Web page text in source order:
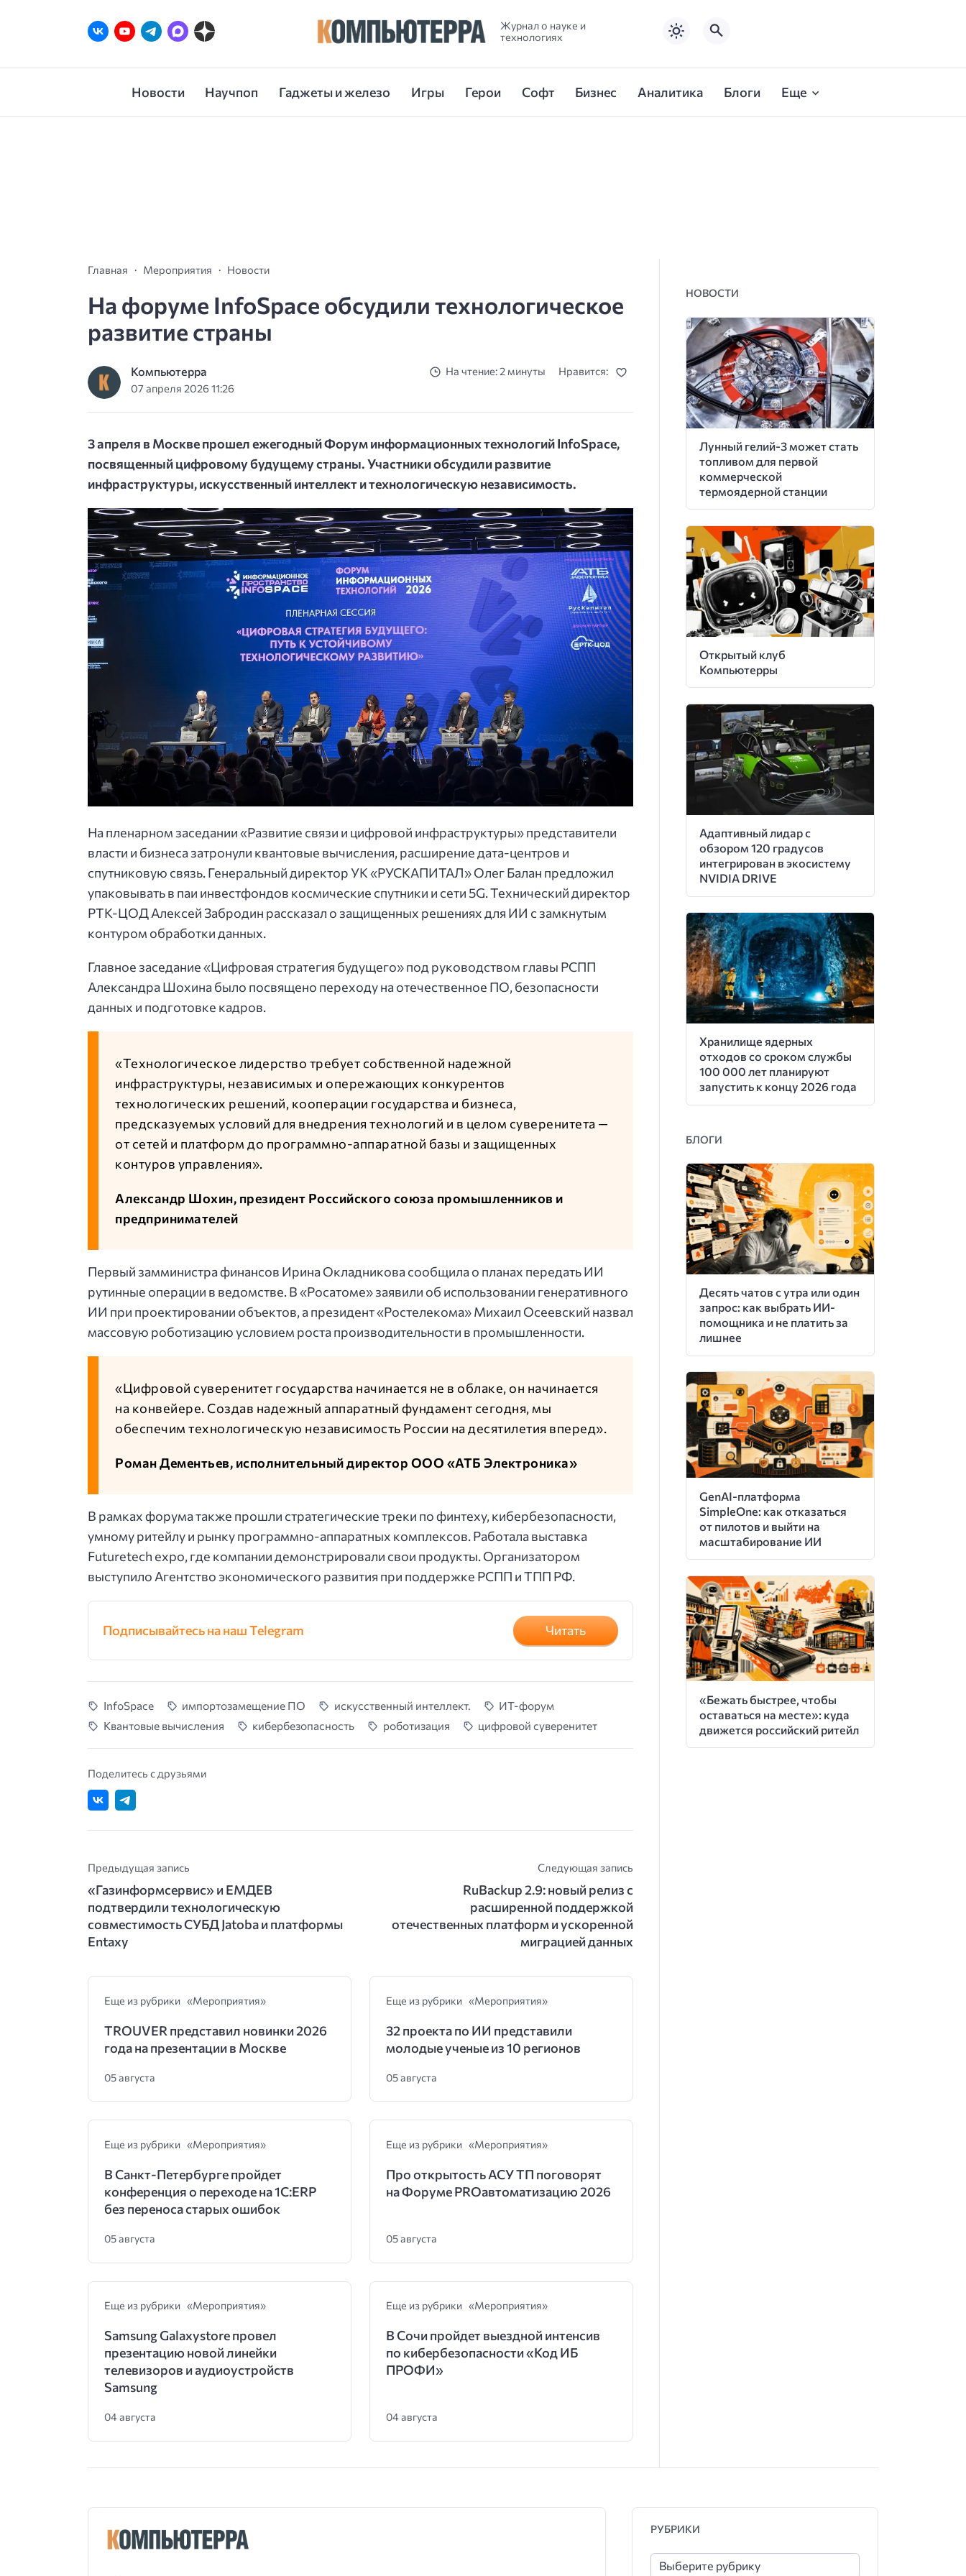
Журнал о науке и
технологиях
Новости Научпоп Гаджеты и железо Игры Герои Софт Бизнес Аналитика Блоги Еще
Главная Мероприятия Новости
На форуме InfoSpace обсудили технологическое
развитие страны
Компьютерра
07 апреля 2026 11:26
На чтение: 2 минуты Нравится:
3 апреля в Москве прошел ежегодный Форум информационных технологий InfoSpace,
посвященный цифровому будущему страны. Участники обсудили развитие
инфраструктуры, искусственный интеллект и технологическую независимость.
На пленарном заседании «Развитие связи и цифровой инфраструктуры» представители
власти и бизнеса затронули квантовые вычисления, расширение дата-центров и
спутниковую связь. Генеральный директор УК «РУСКАПИТАЛ» Олег Балан предложил
упаковывать в паи инвестфондов космические спутники и сети 5G. Технический директор
РТК-ЦОД Алексей Забродин рассказал о защищенных решениях для ИИ с замкнутым
контуром обработки данных.
Главное заседание «Цифровая стратегия будущего» под руководством главы РСПП
Александра Шохина было посвящено переходу на отечественное ПО, безопасности
данных и подготовке кадров.
«Технологическое лидерство требует собственной надежной
инфраструктуры, независимых и опережающих конкурентов
технологических решений, кооперации государства и бизнеса,
предсказуемых условий для внедрения технологий и в целом суверенитета —
от сетей и платформ до программно-аппаратной базы и защищенных
контуров управления».
Александр Шохин, президент Российского союза промышленников и
предпринимателей
Первый замминистра финансов Ирина Окладникова сообщила о планах передать ИИ
рутинные операции в ведомстве. В «Росатоме» заявили об использовании генеративного
ИИ при проектировании объектов, а президент «Ростелекома» Михаил Осеевский назвал
массовую роботизацию условием роста производительности в промышленности.
«Цифровой суверенитет государства начинается не в облаке, он начинается
на конвейере. Создав надежный аппаратный фундамент сегодня, мы
обеспечим технологическую независимость России на десятилетия вперед».
Роман Дементьев, исполнительный директор ООО «АТБ Электроника»
В рамках форума также прошли стратегические треки по финтеху, кибербезопасности,
умному ритейлу и рынку программно-аппаратных комплексов. Работала выставка
Futuretech expo, где компании демонстрировали свои продукты. Организатором
выступило Агентство экономического развития при поддержке РСПП и ТПП РФ.
Подписывайтесь на наш Telegram Читать
InfoSpace импортозамещение ПО искусственный интеллект.
ИТ-форум
Квантовые вычисления
кибербезопасность роботизация цифровой суверенитет
Поделитесь с друзьями
Предыдущая запись
«Газинформсервис» и ЕМДЕВ
подтвердили технологическую
совместимость СУБД Jatoba и платформы
Entaxy
Следующая запись
RuBackup 2.9: новый релиз с
расширенной поддержкой
отечественных платформ и ускоренной
миграцией данных
Еще из рубрики «Мероприятия»
TROUVER представил новинки 2026
года на презентации в Москве
05 августа
Еще из рубрики «Мероприятия»
32 проекта по ИИ представили
молодые ученые из 10 регионов
05 августа
Еще из рубрики «Мероприятия»
В Санкт-Петербурге пройдет
конференция о переходе на 1С:ERP
без переноса старых ошибок
05 августа
Еще из рубрики «Мероприятия»
Про открытость АСУ ТП поговорят
на Форуме PROавтоматизацию 2026
05 августа
Еще из рубрики «Мероприятия»
Samsung Galaxystore провел
презентацию новой линейки
телевизоров и аудиоустройств
Samsung
04 августа
Еще из рубрики «Мероприятия»
В Сочи пройдет выездной интенсив
по кибербезопасности «Код ИБ
ПРОФИ»
04 августа
НОВОСТИ
Лунный гелий-3 может стать
топливом для первой
коммерческой
термоядерной станции
Открытый клуб
Компьютерры
Адаптивный лидар с
обзором 120 градусов
интегрирован в экосистему
NVIDIA DRIVE
Хранилище ядерных
отходов со сроком службы
100 000 лет планируют
запустить к концу 2026 года
БЛОГИ
Десять чатов с утра или один
запрос: как выбрать ИИ-
помощника и не платить за
лишнее
GenAI-платформа
SimpleOne: как отказаться
от пилотов и выйти на
масштабирование ИИ
«Бежать быстрее, чтобы
оставаться на месте»: куда
движется российский ритейл
РУБРИКИ